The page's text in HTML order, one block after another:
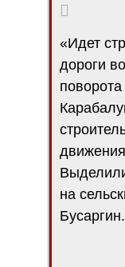
«Идет
дороги
на
Бусаргин.